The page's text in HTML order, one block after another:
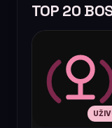
TOP 20